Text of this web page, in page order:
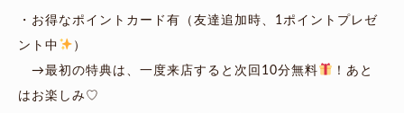
・お得なポイントカード有（友達追加時、1ポイントプレゼ
ント中
）
→最初の特典は、一度来店すると次回10分無料
！あと
はお楽しみ♡